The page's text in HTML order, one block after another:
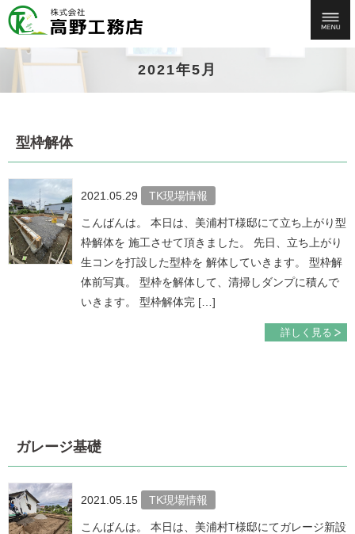
2021年5月
型枠解体
2021.05.29 TK現場情報
こんばんは。 本日は、美浦村T様邸にて立ち上がり型
枠解体を 施工させて頂きました。 先日、立ち上がり
生コンを打設した型枠を 解体していきます。 型枠解
体前写真。 型枠を解体して、清掃しダンプに積んで
いきます。 型枠解体完 […]
詳しく見る
ガレージ基礎
2021.05.15 TK現場情報
こんばんは。 本日は、美浦村T様邸にてガレージ新設